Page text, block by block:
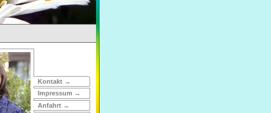
Kontakt →
Impressum →
Anfahrt →